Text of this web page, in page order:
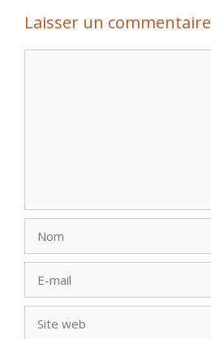
Laisser un commentaire
mail
web